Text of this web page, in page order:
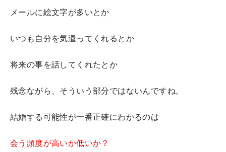
メールに絵文字が多いとか
いつも自分を気遣ってくれるとか
将来の事を話してくれたとか
残念ながら、そういう部分ではないんですね。
結婚する可能性が一番正確にわかるのは
会う頻度が高いか低いか？